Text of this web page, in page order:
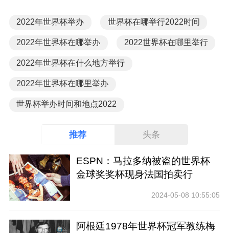
2022年世界杯举办 世界杯在哪举行2022时间
2022年世界杯在哪举办 2022世界杯在哪里举行
2022年世界杯在什么地方举行
2022年世界杯在哪里举办
世界杯举办时间和地点2022
推荐 头条
ESPN：马拉多纳被盗的世界杯
金球奖奖杯现身法国拍卖行
2024-05-08 10:55:05
阿根廷1978年世界杯冠军教练梅